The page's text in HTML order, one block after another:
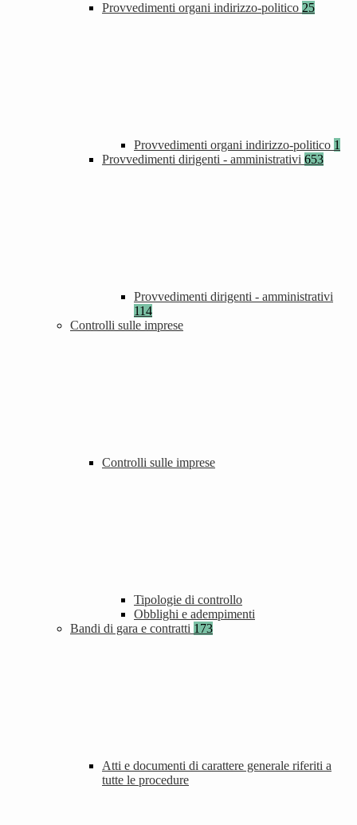
Provvedimenti organi indirizzo-politico 25
Provvedimenti organi indirizzo-politico 1
Provvedimenti dirigenti - amministrativi 653
Provvedimenti dirigenti - amministrativi
114
Controlli sulle imprese
Controlli sulle imprese
Tipologie di controllo
Obblighi e adempimenti
Bandi di gara e contratti 173
Atti e documenti di carattere generale riferiti a
tutte le procedure